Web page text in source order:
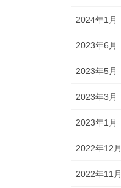
2024年1月
2023年6月
2023年5月
2023年3月
2023年1月
2022年12月
2022年11月